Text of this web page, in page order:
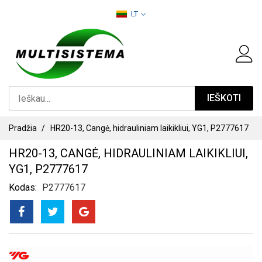
LT
IEŠKOTI
Pradžia HR20-13, Cangė, hidrauliniam laikikliui, YG1, P2777617
HR20-13, CANGĖ, HIDRAULINIAM LAIKIKLIUI,
YG1, P2777617
Kodas P2777617
PEREITI